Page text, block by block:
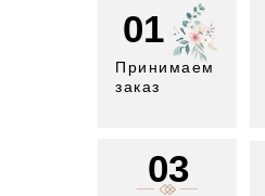
01
Принимаем
заказ
03